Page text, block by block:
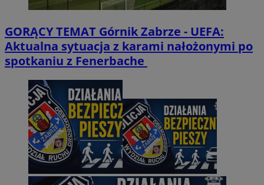
GORĄCY TEMAT Górnik Zabrze - UEFA:
Aktualna sytuacja z karami nałożonymi po
spotkaniu z Fenerbache